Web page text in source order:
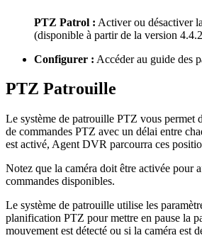
PTZ Patrol : Activer ou désactiver
(disponible à partir de la version
Configurer : Accéder au guide des
PTZ Patrouille
Le système de patrouille PTZ vous permet
de commandes PTZ avec un délai entre
est activé, Agent DVR parcourra ces
Notez que la caméra doit être activée pour
commandes disponibles.
Le système de patrouille utilise les
planification PTZ pour mettre en pause la
mouvement est détecté ou si la caméra est